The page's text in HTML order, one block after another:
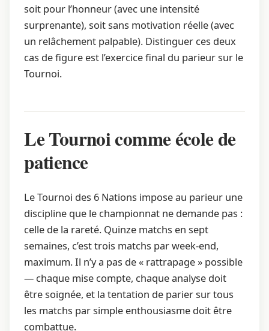
soit pour l’honneur (avec une intensité
surprenante), soit sans motivation réelle (avec
un relâchement palpable). Distinguer ces deux
cas de figure est l’exercice final du parieur sur le
Tournoi.
Le Tournoi comme école de
patience
Le Tournoi des 6 Nations impose au parieur une
discipline que le championnat ne demande pas :
celle de la rareté. Quinze matchs en sept
semaines, c’est trois matchs par week-end,
maximum. Il n’y a pas de « rattrapage » possible
— chaque mise compte, chaque analyse doit
être soignée, et la tentation de parier sur tous
les matchs par simple enthousiasme doit être
combattue.